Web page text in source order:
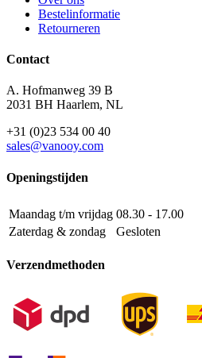
Bestelinformatie
Retourneren
Contact
A. Hofmanweg 39 B
2031 BH Haarlem, NL
+31 (0)23 534 00 40
sales@vanooy.com
Openingstijden
Maandag t/m vrijdag 08.30 - 17.00
Zaterdag & zondag
Gesloten
Verzendmethoden